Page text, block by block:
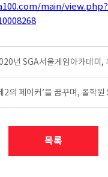
main/view.php?
목록